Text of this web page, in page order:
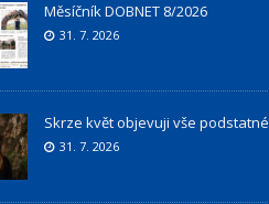
Měsíčník DOBNET 8/2026
31. 7. 2026
Skrze květ objevuji vše podstatné
31. 7. 2026